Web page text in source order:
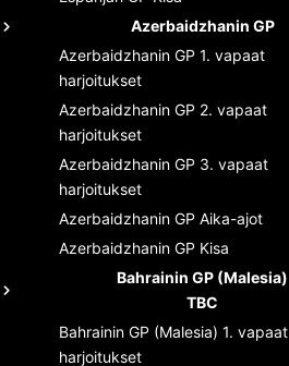
Azerbaidzhanin GP
Azerbaidzhanin GP 1. vapaat
harjoitukset
Azerbaidzhanin GP 2. vapaat
harjoitukset
Azerbaidzhanin GP 3. vapaat
harjoitukset
Azerbaidzhanin GP Aika-ajot
Azerbaidzhanin GP Kisa
Bahrainin GP (Malesia)
TBC
Bahrainin GP (Malesia) 1. vapaat
harjoitukset